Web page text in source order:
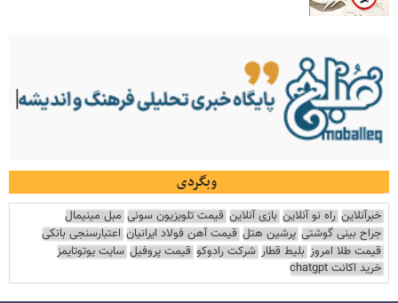
وبگردی
خبرآنلاین راه نو آنلاین بازی آنلاین قیمت تلویزیون سونی مبل مینیمال
جراح بینی گوشتی پرشین هتل قیمت آهن فولاد ایرانیان اعتبارسنجی بانکی
قیمت طلا امروز بلیط قطار شرکت رادوکو قیمت پروفیل سایت یوتوتایمز
خرید اکانت chatgpt